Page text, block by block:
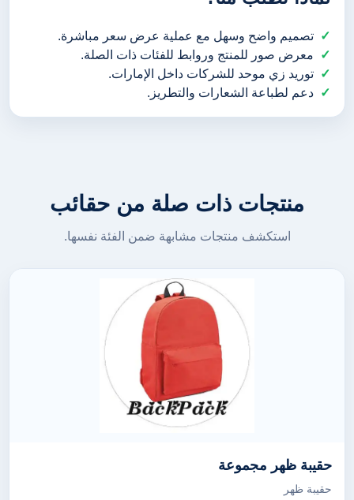
تصميم واضح وسهل مع عملية عرض سعر مباشرة.
معرض صور للمنتج وروابط للفئات ذات الصلة.
توريد زي موحد للشركات داخل الإمارات.
دعم لطباعة الشعارات والتطريز.
منتجات ذات صلة من حقائب
استكشف منتجات مشابهة ضمن الفئة نفسها.
حقيبة ظهر مجموعة
حقيبة ظهر